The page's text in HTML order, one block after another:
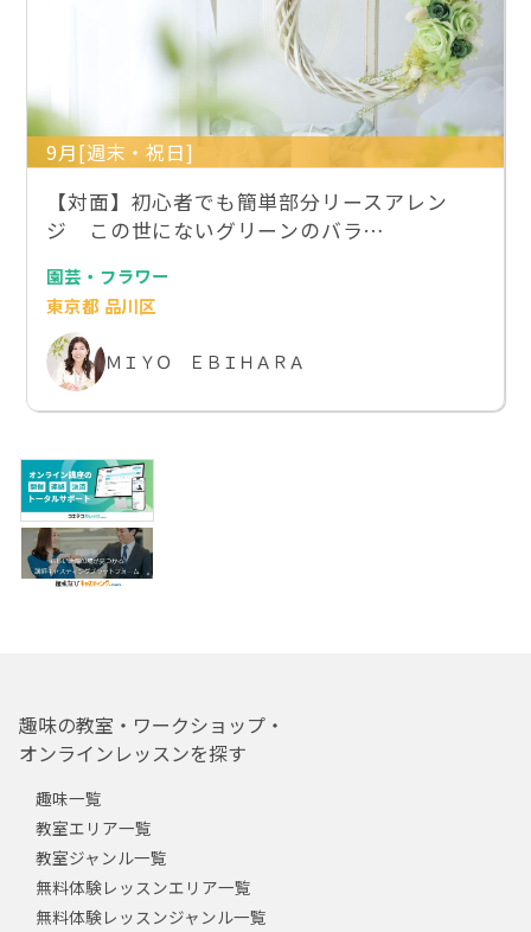
9月[週末・祝日]
【対面】初心者でも簡単部分リースアレン
ジ この世にないグリーンのバラ…
園芸・フラワー
東京都 品川区
ＭＩＹＯ ＥＢＩＨＡＲＡ
趣味の教室・ワークショップ・
オンラインレッスンを探す
趣味一覧
教室エリア一覧
教室ジャンル一覧
無料体験レッスンエリア一覧
無料体験レッスンジャンル一覧